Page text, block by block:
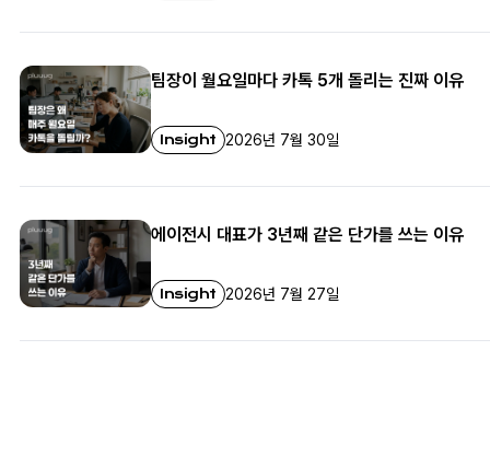
팀장이 월요일마다 카톡 5개 돌리는 진짜 이유
Insight 2026년 7월 30일
에이전시 대표가 3년째 같은 단가를 쓰는 이유
Insight 2026년 7월 27일